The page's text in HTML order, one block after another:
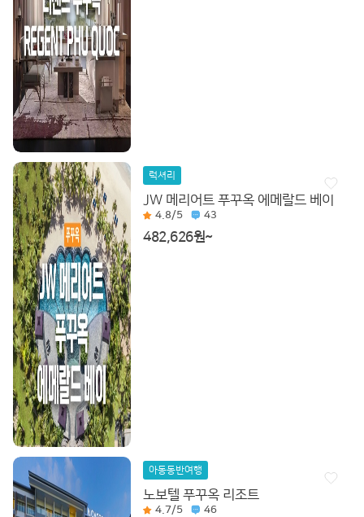
럭셔리
JW 메리어트 푸꾸옥 에메랄드 베이
4.8/5 43
482,626원~
아동동반여행
노보텔 푸꾸옥 리조트
4.7/5 46